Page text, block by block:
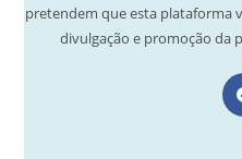
pretendem que esta plataforma
divulgação e promoção da